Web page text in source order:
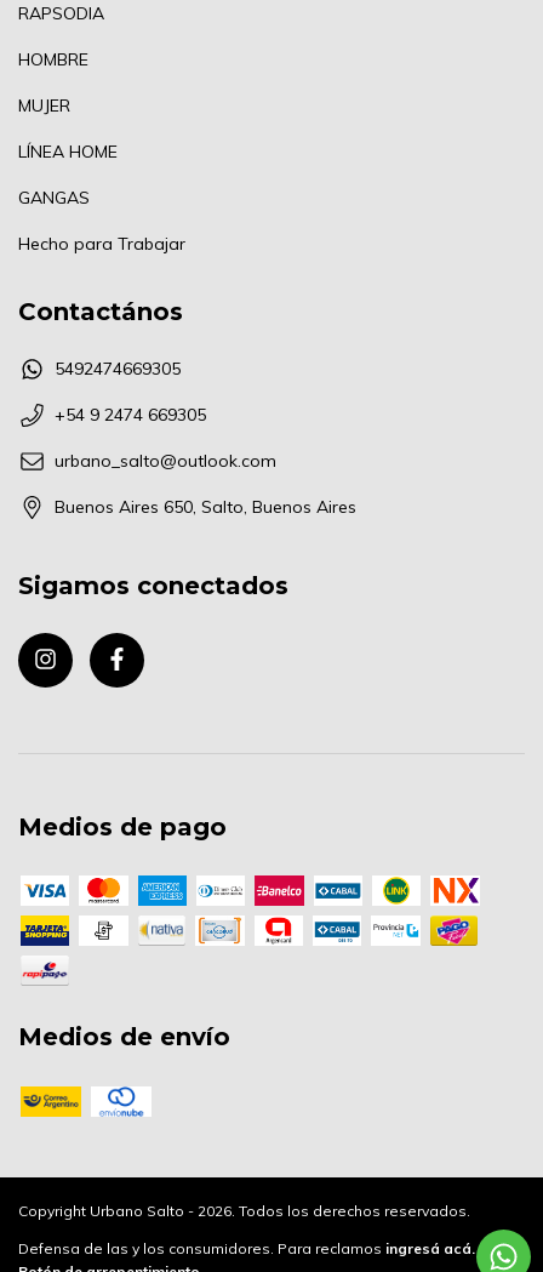
RAPSODIA
HOMBRE
MUJER
LÍNEA HOME
GANGAS
Hecho para Trabajar
Contactános
5492474669305
+54 9 2474 669305
urbano_salto@outlook.com
Buenos Aires 650, Salto, Buenos Aires
Sigamos conectados
Medios de pago
Medios de envío
Copyright Urbano Salto - 2026. Todos los derechos reservados.
Defensa de las y los consumidores. Para reclamos ingresá acá.